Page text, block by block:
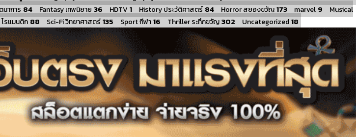
นาการ 84 Fantasy เทพนิยาย 36 HDTV 1 History ประวัติศาสตร์ 84 Horror สยองขวัญ173 marvel 9
Musical
รแมนติก 88 Sci-Fi วิทยาศาสตร์135 Sport กีฬา16 Thriller ระทึกขวัญ302 Uncategorized18